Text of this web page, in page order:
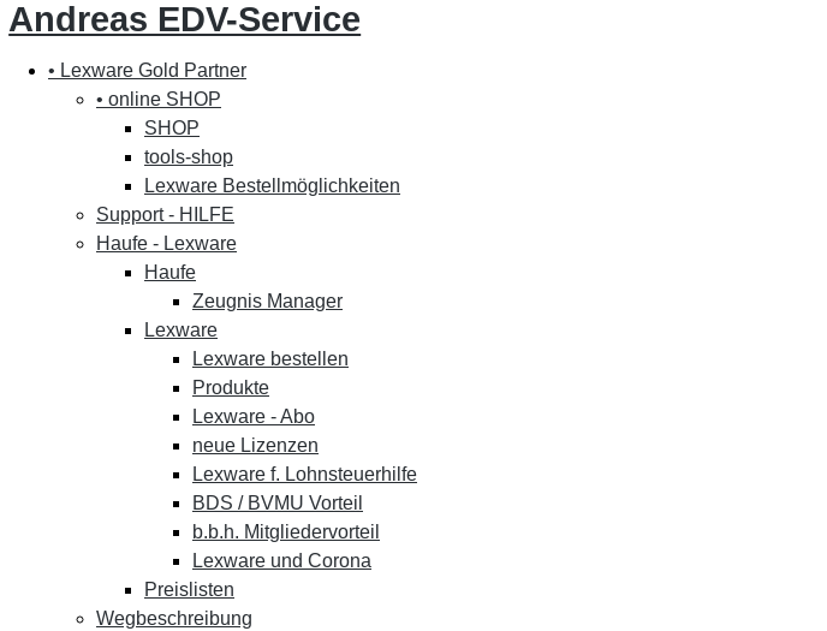
Andreas EDV-Service
• Lexware Gold Partner
• online SHOP
SHOP
tools-shop
Lexware Bestellmöglichkeiten
Support - HILFE
Haufe - Lexware
Haufe
Zeugnis Manager
Lexware
Lexware bestellen
Produkte
Lexware - Abo
neue Lizenzen
Lexware f. Lohnsteuerhilfe
BDS / BVMU Vorteil
b.b.h. Mitgliedervorteil
Lexware und Corona
Preislisten
Wegbeschreibung